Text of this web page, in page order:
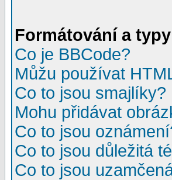
Formátování a
Co je BBCode?
Můžu používat
Co to jsou smajlíky?
Mohu přidávat
Co to jsou
Co to jsou důležitá
Co to jsou